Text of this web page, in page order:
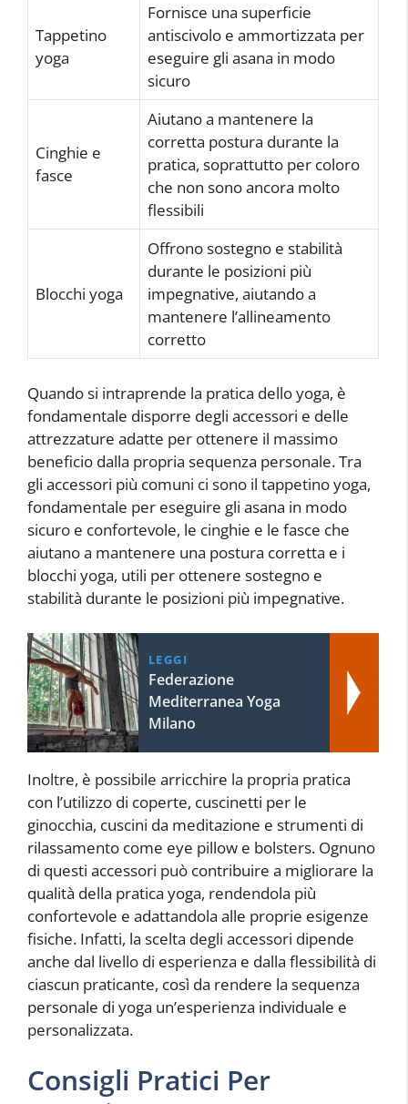
Tappetino
yoga
Fornisce una superficie
antiscivolo e ammortizzata per
eseguire gli asana in modo
sicuro
Cinghie e
fasce
Aiutano a mantenere la
corretta postura durante la
pratica, soprattutto per coloro
che non sono ancora molto
flessibili
Blocchi yoga
Offrono sostegno e stabilità
durante le posizioni più
impegnative, aiutando a
mantenere l’allineamento
corretto
Quando si intraprende la pratica dello yoga, è
fondamentale disporre degli accessori e delle
attrezzature adatte per ottenere il massimo
beneficio dalla propria sequenza personale. Tra
gli accessori più comuni ci sono il tappetino yoga,
fondamentale per eseguire gli asana in modo
sicuro e confortevole, le cinghie e le fasce che
aiutano a mantenere una postura corretta e i
blocchi yoga, utili per ottenere sostegno e
stabilità durante le posizioni più impegnative.
LEGGI
Federazione
Mediterranea Yoga
Milano
Inoltre, è possibile arricchire la propria pratica
con l’utilizzo di coperte, cuscinetti per le
ginocchia, cuscini da meditazione e strumenti di
rilassamento come eye pillow e bolsters. Ognuno
di questi accessori può contribuire a migliorare la
qualità della pratica yoga, rendendola più
confortevole e adattandola alle proprie esigenze
fisiche. Infatti, la scelta degli accessori dipende
anche dal livello di esperienza e dalla flessibilità di
ciascun praticante, così da rendere la sequenza
personale di yoga un’esperienza individuale e
personalizzata.
Consigli Pratici Per